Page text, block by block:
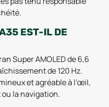
EST-IL DE
Super AMOLED de 6,6
de 120 Hz.
et agréable à l’œil,
ou la navigation.